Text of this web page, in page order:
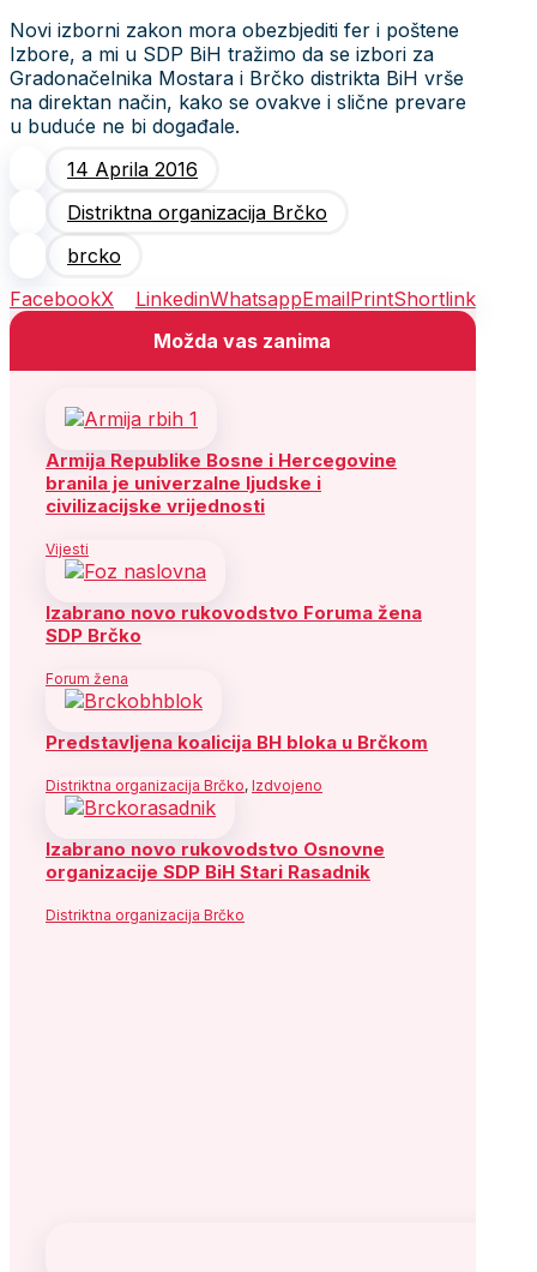
Novi izborni zakon mora obezbjediti fer i poštene
Izbore, a mi u SDP BiH tražimo da se izbori za
Gradonačelnika Mostara i Brčko distrikta BiH vrše
na direktan način, kako se ovakve i slične prevare
u buduće ne bi događale.
14 Aprila 2016
Distriktna organizacija Brčko
brcko
FacebookX LinkedinWhatsappEmailPrintShortlink
Možda vas zanima
Armija Republike Bosne i Hercegovine
branila je univerzalne ljudske i
civilizacijske vrijednosti
Vijesti
Izabrano novo rukovodstvo Foruma žena
SDP Brčko
Forum žena
Predstavljena koalicija BH bloka u Brčkom
Distriktna organizacija Brčko, Izdvojeno
Izabrano novo rukovodstvo Osnovne
organizacije SDP BiH Stari Rasadnik
Distriktna organizacija Brčko